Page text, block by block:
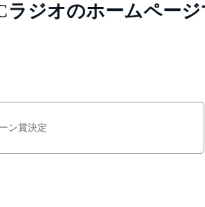
ラジオのホームペー
ン賞決定